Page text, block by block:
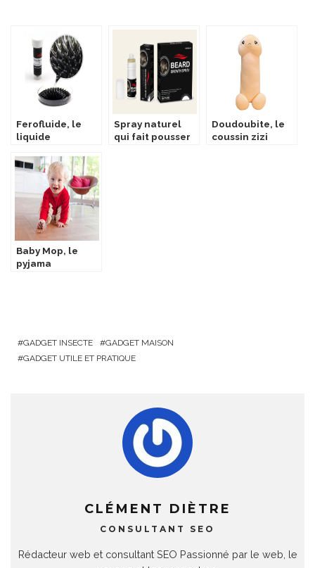
Ferofluide, le
liquide
Spray naturel
qui fait pousser
Doudoubite, le
coussin zizi
Baby Mop, le
pyjama
GADGET INSECTE
GADGET MAISON
GADGET UTILE ET PRATIQUE
CLÉMENT DIÈTRE
CONSULTANT SEO
Rédacteur web et consultant SEO Passionné par le web, le